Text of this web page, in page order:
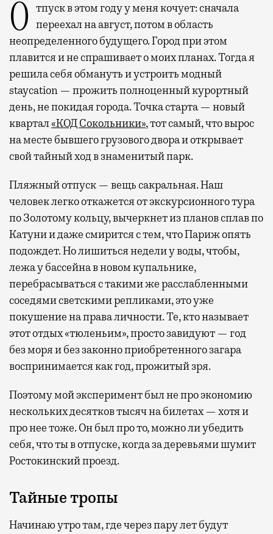
Отпуск в этом году у меня кочует: сначала переехал на август, потом в область
неопределенного будущего. Город при этом
плавится и не спрашивает о моих планах. Тогда я
решила себя обмануть и устроить модный
staycation — прожить полноценный курортный
день, не покидая города. Точка старта — новый
квартал«КОД Сокольники», тот самый, что вырос
на месте бывшего грузового двора и открывает
свой тайный ход в знаменитый парк.
Пляжный отпуск — вещь сакральная. Наш
человек легко откажется от экскурсионного тура
по Золотому кольцу, вычеркнет из планов сплав по
Катуни и даже смирится с тем, что Париж опять
подождет. Но лишиться недели у воды, чтобы,
лежа у бассейна в новом купальнике,
перебрасываться с такими же расслабленными
соседями светскими репликами, это уже
покушение на права личности. Те, кто называет
этот отдых «тюленьим», просто завидуют — год
без моря и без законно приобретенного загара
воспринимается как год, прожитый зря.
Поэтому мой эксперимент был не про экономию
нескольких десятков тысяч на билетах — хотя и
про нее тоже. Он был про то, можно ли убедить
себя, что ты в отпуске, когда за деревьями шумит
Ростокинский проезд.
Тайные тропы
Начинаю утро там, где через пару лет будут